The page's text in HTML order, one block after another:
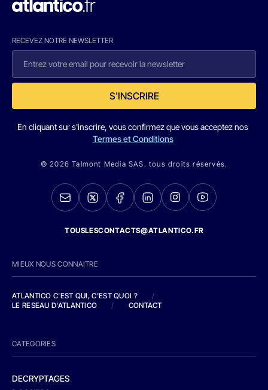
RECEVEZ NOTRE NEWSLETTER
S'INSCRIRE
En cliquant sur s'inscrire, vous confirmez que vous acceptez nos
Termes et Conditions
© 2026 Talmont Media SAS. tous droits réservés.
TOUSLESCONTACTS@ATLANTICO.FR
MIEUX NOUS CONNAITRE
ATLANTICO C'EST QUI, C'EST QUOI ?
/
LE RESEAU D'ATLANTICO
/ CONTACT
CATEGORIES
DECRYPTAGES